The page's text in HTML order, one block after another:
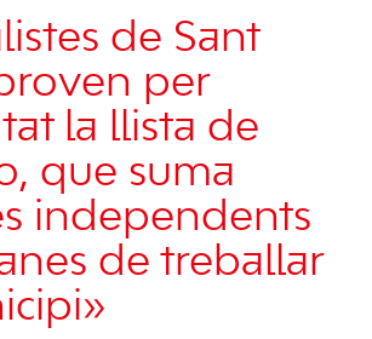
de Sant
per
la llista de
que suma
independents
de treballar